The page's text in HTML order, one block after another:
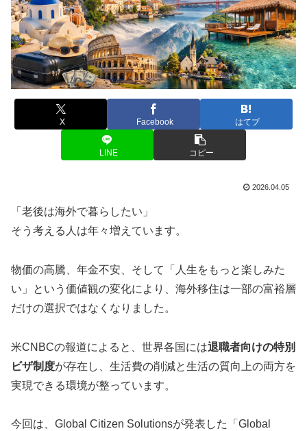
X Facebook はてブ
LINE コピー
2026.04.05
「老後は海外で暮らしたい」
そう考える人は年々増えています。
物価の高騰、年金不安、そして「人生をもっと楽しみた
い」という価値観の変化により、海外移住は一部の富裕層
だけの選択ではなくなりました。
米CNBCの報道によると、世界各国には退職者向けの特別
ビザ制度が存在し、生活費の削減と生活の質向上の両方を
実現できる環境が整っています。
今回は、Global Citizen Solutionsが発表した「Global